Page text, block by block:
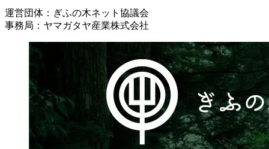
運営団体：ぎふの木ネット協議会
事務局：ヤマガタヤ産業株式会社